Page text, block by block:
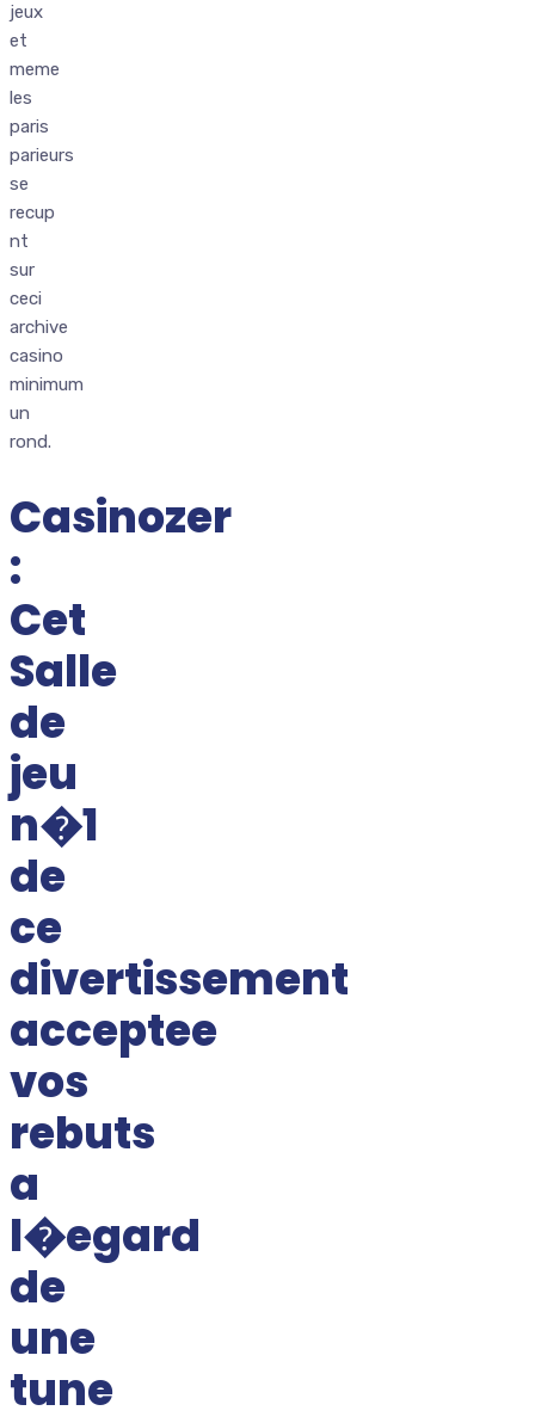
jeux
et
meme
les
paris
parieurs
se
recup
nt
sur
ceci
archive
casino
minimum
un
rond.
Casinozer
:
Cet
Salle
de
jeu
n�1
de
ce
divertissement
acceptee
vos
rebuts
a
l�egard
de
une
tune